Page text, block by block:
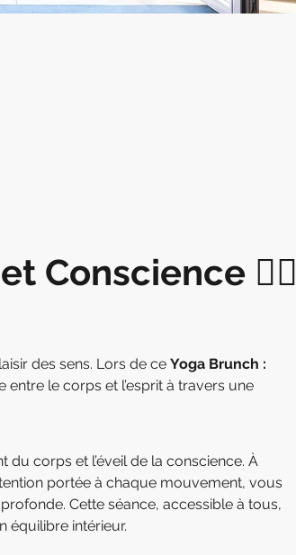
Conscience 🧘‍♀️
des sens. Lors de ce Yoga Brunch :
entre le corps et l’esprit à travers une
corps et l’éveil de la conscience. À
portée à chaque mouvement, vous
Cette séance, accessible à tous,
équilibre intérieur.